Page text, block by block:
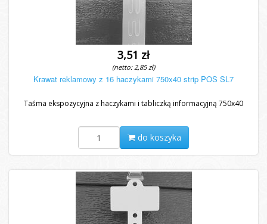
3,51 zł
(netto: 2,85 zł)
Krawat reklamowy z 16 haczykami 750x40 strip POS SL7
Taśma ekspozycyjna z haczykami i tabliczką informacyjną 750x40
do koszyka